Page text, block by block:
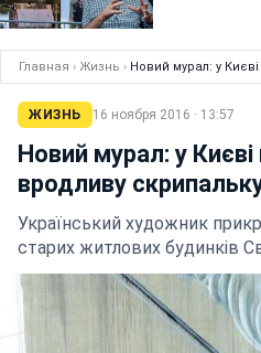
Главная › Жизнь › Новий мурал: у
ЖИЗНЬ 16 ноября 2016 · 13:57
Новий мурал: у
вродливу
Український художник
старих житлових будинків